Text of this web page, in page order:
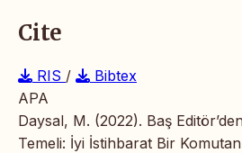
Cite
RIS /
Bibtex
APA
Daysal, M. (2022). Baş
Temeli: İyi İstihbarat Bir